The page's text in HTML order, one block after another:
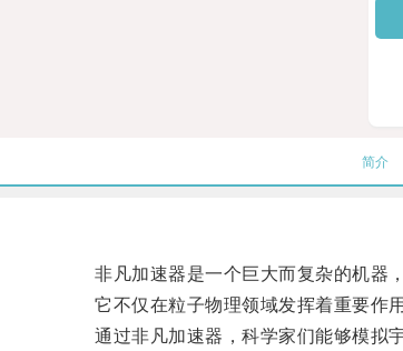
简介
非凡加速器是一个巨大而复杂的机器，
它不仅在粒子物理领域发挥着重要作用
通过非凡加速器，科学家们能够模拟宇